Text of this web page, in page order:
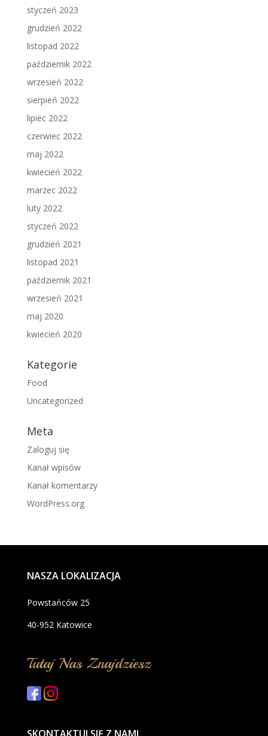
styczeń 2023
grudzień 2022
listopad 2022
październik 2022
wrzesień 2022
sierpień 2022
lipiec 2022
czerwiec 2022
maj 2022
kwiecień 2022
marzec 2022
luty 2022
styczeń 2022
grudzień 2021
listopad 2021
październik 2021
wrzesień 2021
maj 2020
kwiecień 2020
Kategorie
Food
Uncategorized
Meta
Zaloguj się
Kanał wpisów
Kanał komentarzy
WordPress.org
NASZA LOKALIZACJA
Powstańców 25
40-952 Katowice
Tutaj Nas Znajdziesz